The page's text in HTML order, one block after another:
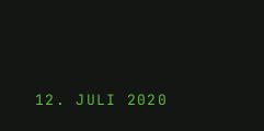
12. JULI 2020